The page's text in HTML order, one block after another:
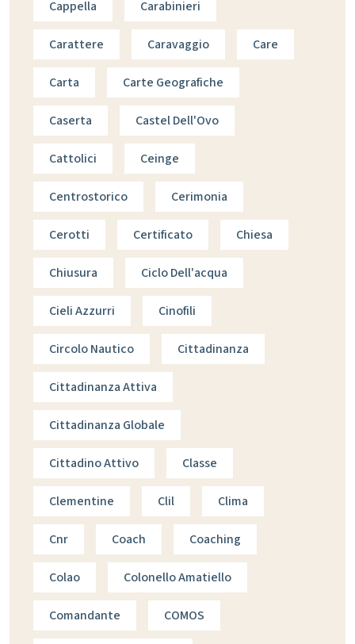
Cappella Carabinieri
Carattere Caravaggio Care
Carta Carte Geografiche
Caserta Castel Dell'Ovo
Cattolici Ceinge
Centrostorico Cerimonia
Cerotti Certificato Chiesa
Chiusura Ciclo Dell'acqua
Cieli Azzurri Cinofili
Circolo Nautico Cittadinanza
Cittadinanza Attiva
Cittadinanza Globale
Cittadino Attivo Classe
Clementine Clil Clima
Cnr Coach Coaching
Colao Colonello Amatiello
Comandante COMOS